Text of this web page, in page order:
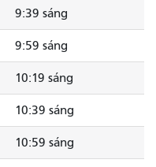
9:39 sáng
9:59 sáng
10:19 sáng
10:39 sáng
10:59 sáng